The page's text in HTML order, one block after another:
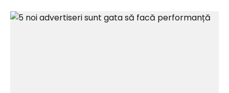
Copii, Mall Online, Muzică&Film, Cărți&Materiale